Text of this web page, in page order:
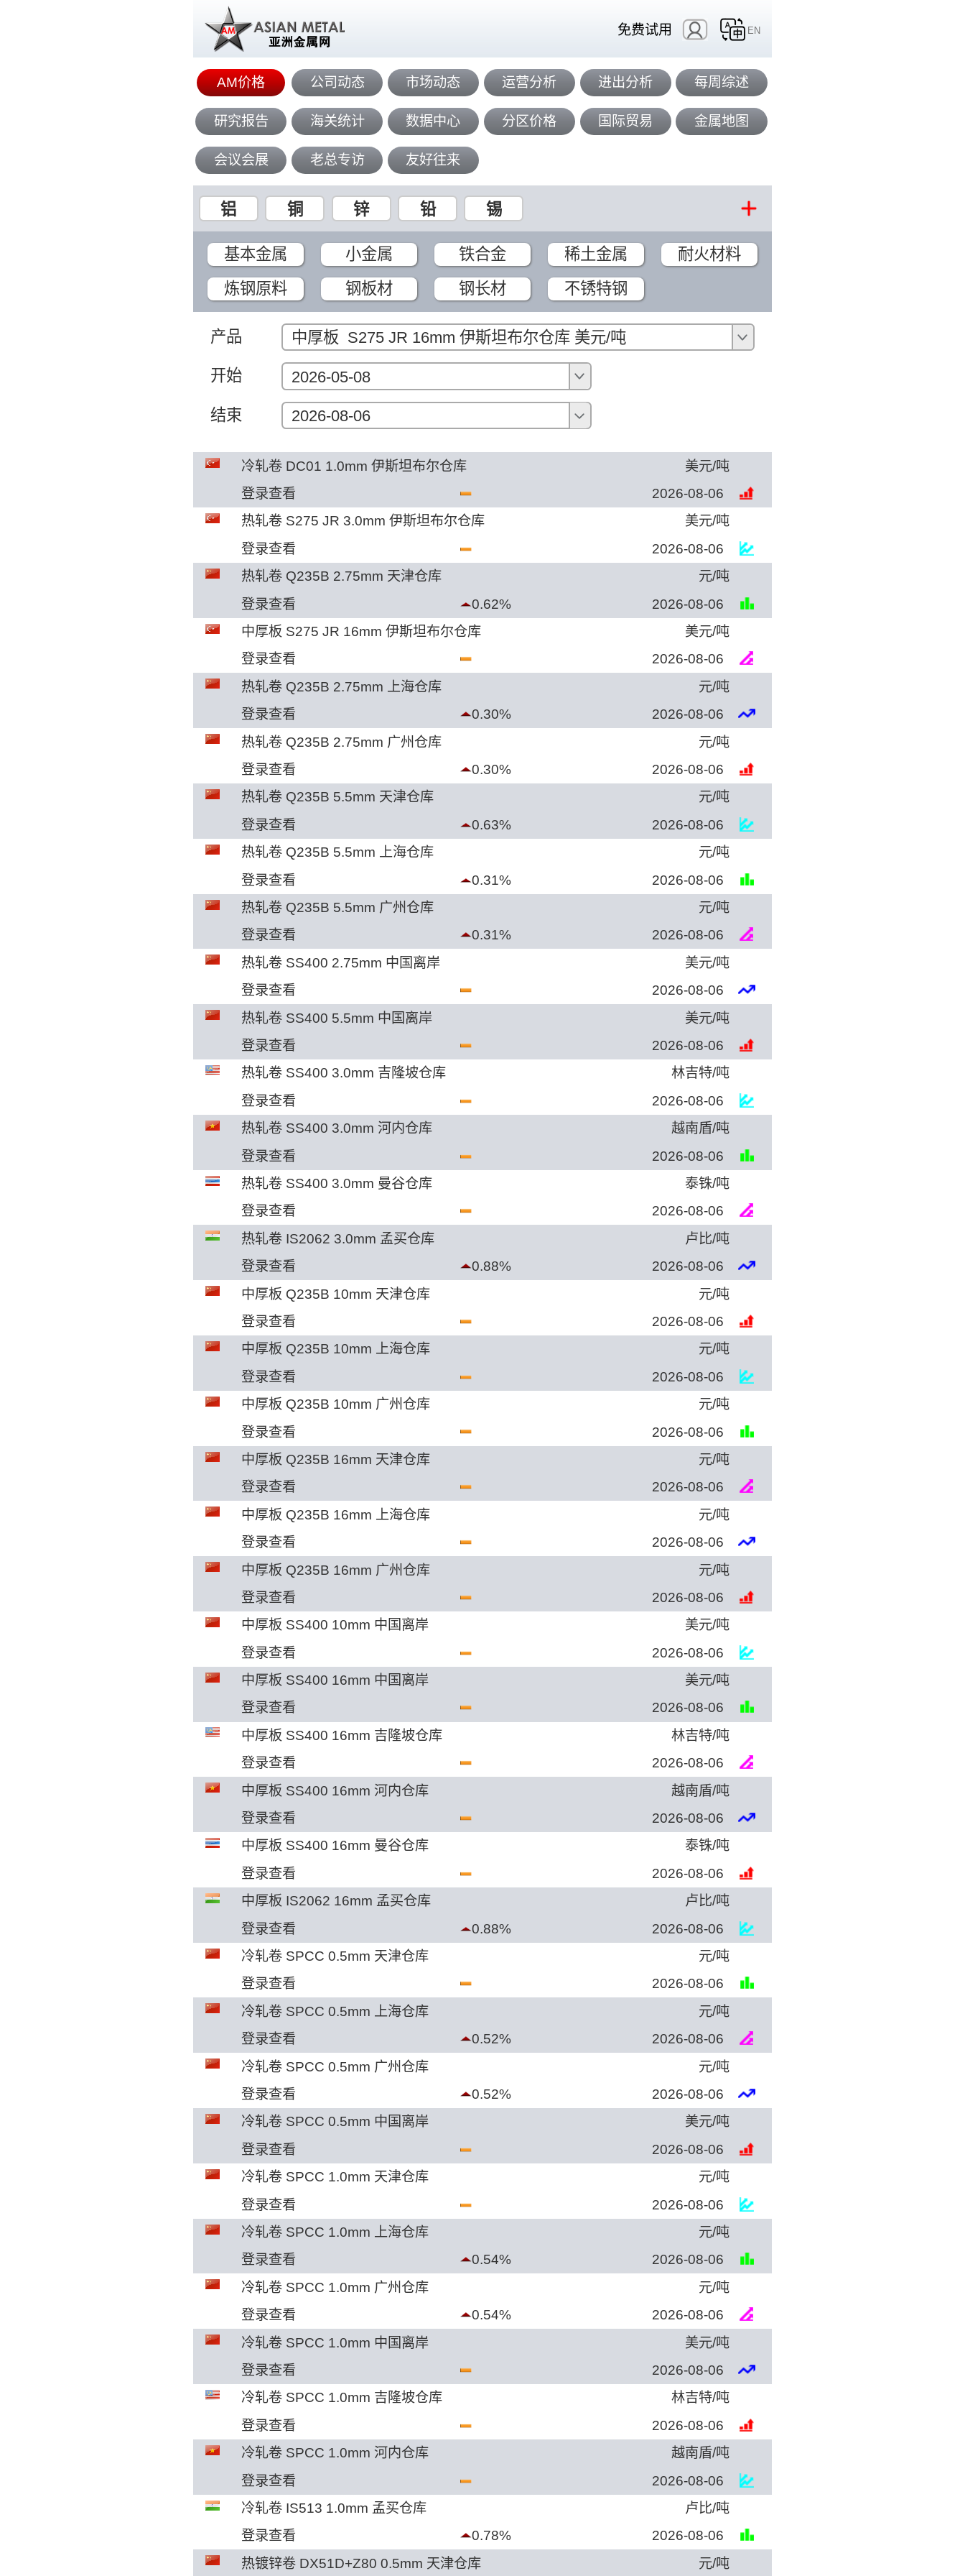
免费试用 EN
AM价格 公司动态 市场动态 运营分析 进出分析 每周综述
研究报告 海关统计 数据中心 分区价格 国际贸易 金属地图
会议会展 老总专访 友好往来
铝 铜 锌 铅 锡
基本金属 小金属 铁合金 稀土金属
耐火材料
炼钢原料
钢板材 钢长材 不锈特钢
产品 中厚板 S275 JR 16mm 伊斯坦布尔仓库 美元/吨
开始 2026-05-08
结束 2026-08-06
冷轧卷 DC01 1.0mm 伊斯坦布尔仓库
美元/吨
登录查看
2026-08-06
热轧卷 S275 JR 3.0mm 伊斯坦布尔仓库
美元/吨
登录查看
2026-08-06
热轧卷 Q235B 2.75mm 天津仓库
元/吨
登录查看
0.62%
2026-08-06
中厚板 S275 JR 16mm 伊斯坦布尔仓库
美元/吨
登录查看
2026-08-06
热轧卷 Q235B 2.75mm 上海仓库
元/吨
登录查看
0.30%
2026-08-06
热轧卷 Q235B 2.75mm 广州仓库
元/吨
登录查看
0.30%
2026-08-06
热轧卷 Q235B 5.5mm 天津仓库
元/吨
登录查看
0.63%
2026-08-06
热轧卷 Q235B 5.5mm 上海仓库
元/吨
登录查看
0.31%
2026-08-06
热轧卷 Q235B 5.5mm 广州仓库
元/吨
登录查看
0.31%
2026-08-06
热轧卷 SS400 2.75mm 中国离岸
美元/吨
登录查看
2026-08-06
热轧卷 SS400 5.5mm 中国离岸
美元/吨
登录查看
2026-08-06
热轧卷 SS400 3.0mm 吉隆坡仓库
林吉特/吨
登录查看
2026-08-06
热轧卷 SS400 3.0mm 河内仓库
越南盾/吨
登录查看
2026-08-06
热轧卷 SS400 3.0mm 曼谷仓库
泰铢/吨
登录查看
2026-08-06
热轧卷 IS2062 3.0mm 孟买仓库
卢比/吨
登录查看
0.88%
2026-08-06
中厚板 Q235B 10mm 天津仓库
元/吨
登录查看
2026-08-06
中厚板 Q235B 10mm 上海仓库
元/吨
登录查看
2026-08-06
中厚板 Q235B 10mm 广州仓库
元/吨
登录查看
2026-08-06
中厚板 Q235B 16mm 天津仓库
元/吨
登录查看
2026-08-06
中厚板 Q235B 16mm 上海仓库
元/吨
登录查看
2026-08-06
中厚板 Q235B 16mm 广州仓库
元/吨
登录查看
2026-08-06
中厚板 SS400 10mm 中国离岸
美元/吨
登录查看
2026-08-06
中厚板 SS400 16mm 中国离岸
美元/吨
登录查看
2026-08-06
中厚板 SS400 16mm 吉隆坡仓库
林吉特/吨
登录查看
2026-08-06
中厚板 SS400 16mm 河内仓库
越南盾/吨
登录查看
2026-08-06
中厚板 SS400 16mm 曼谷仓库
泰铢/吨
登录查看
2026-08-06
中厚板 IS2062 16mm 孟买仓库
卢比/吨
登录查看
0.88%
2026-08-06
冷轧卷 SPCC 0.5mm 天津仓库
元/吨
登录查看
2026-08-06
冷轧卷 SPCC 0.5mm 上海仓库
元/吨
登录查看
0.52%
2026-08-06
冷轧卷 SPCC 0.5mm 广州仓库
元/吨
登录查看
0.52%
2026-08-06
冷轧卷 SPCC 0.5mm 中国离岸
美元/吨
登录查看
2026-08-06
冷轧卷 SPCC 1.0mm 天津仓库
元/吨
登录查看
2026-08-06
冷轧卷 SPCC 1.0mm 上海仓库
元/吨
登录查看
0.54%
2026-08-06
冷轧卷 SPCC 1.0mm 广州仓库
元/吨
登录查看
0.54%
2026-08-06
冷轧卷 SPCC 1.0mm 中国离岸
美元/吨
登录查看
2026-08-06
冷轧卷 SPCC 1.0mm 吉隆坡仓库
林吉特/吨
登录查看
2026-08-06
冷轧卷 SPCC 1.0mm 河内仓库
越南盾/吨
登录查看
2026-08-06
冷轧卷 IS513 1.0mm 孟买仓库
卢比/吨
登录查看
0.78%
2026-08-06
热镀锌卷 DX51D+Z80 0.5mm 天津仓库
元/吨